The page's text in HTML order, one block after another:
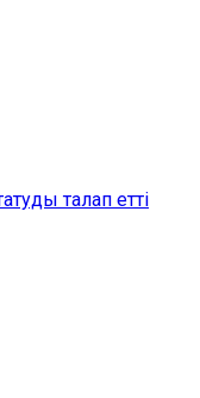
талап етті